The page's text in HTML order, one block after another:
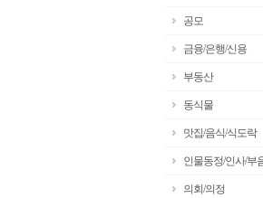
공모
금융/은행/신용
부동산
동식물
맛집/음식/식도락
인물동정/인사/부
의회/의정